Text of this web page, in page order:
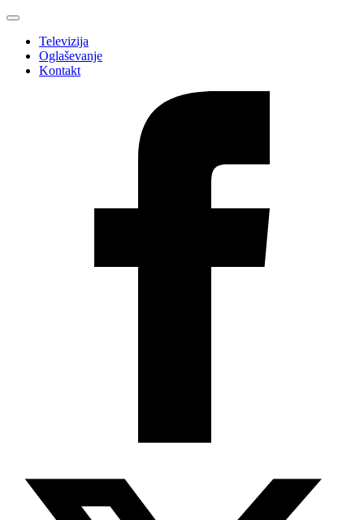
Televizija
Oglaševanje
Kontakt